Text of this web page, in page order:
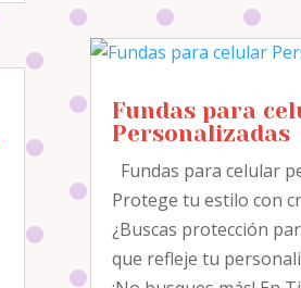
Fundas para
Personalizadas
Fundas para celular
Protege tu estilo con
¿Buscas protección
que refleje tu